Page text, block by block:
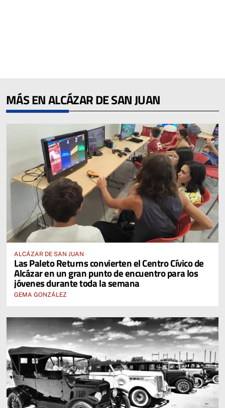
MÁS EN ALCÁZAR DE SAN JUAN
ALCÁZAR DE SAN JUAN
Las Paleto Returns convierten el Centro Cívico de
Alcázar en un gran punto de encuentro para los
jóvenes durante toda la semana
GEMA GONZÁLEZ